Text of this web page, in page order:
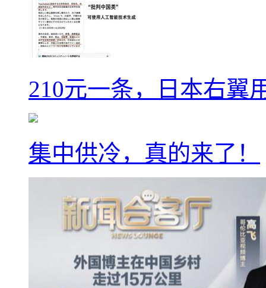
210元一条，日本右翼
集中供冷，真的来了！